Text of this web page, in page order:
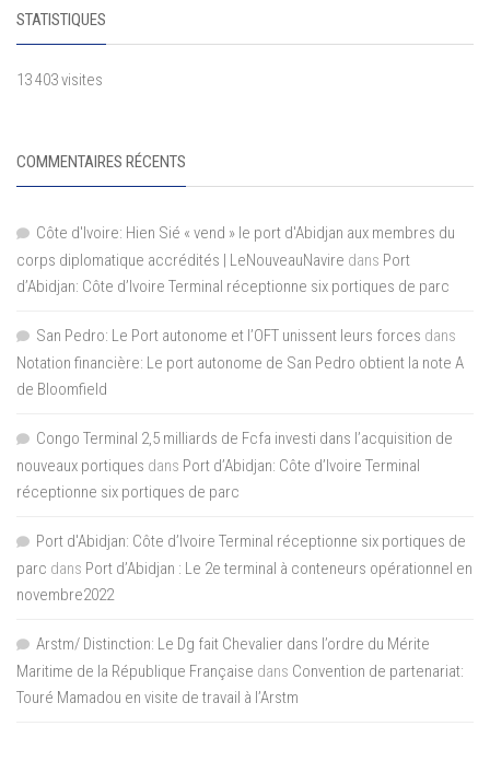
STATISTIQUES
13 403 visites
COMMENTAIRES RÉCENTS
Côte d'Ivoire: Hien Sié « vend » le port d'Abidjan aux membres du
corps diplomatique accrédités | LeNouveauNavire dans Port
d’Abidjan: Côte d’Ivoire Terminal réceptionne six portiques de parc
San Pedro: Le Port autonome et l’OFT unissent leurs forces dans
Notation financière: Le port autonome de San Pedro obtient la note A
de Bloomfield
Congo Terminal 2,5 milliards de Fcfa investi dans l’acquisition de
nouveaux portiques dans Port d’Abidjan: Côte d’Ivoire Terminal
réceptionne six portiques de parc
Port d'Abidjan: Côte d’Ivoire Terminal réceptionne six portiques de
parc dans Port d’Abidjan : Le 2e terminal à conteneurs opérationnel en
novembre2022
Arstm/ Distinction: Le Dg fait Chevalier dans l’ordre du Mérite
Maritime de la République Française dans Convention de partenariat:
Touré Mamadou en visite de travail à l’Arstm